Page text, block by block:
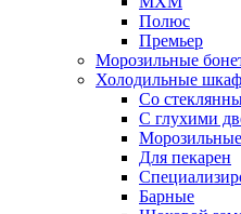
Полюс
Премьер
Морозильные
Холодильные
Со
С глухими
Морозильные
Для пекарен
Барные